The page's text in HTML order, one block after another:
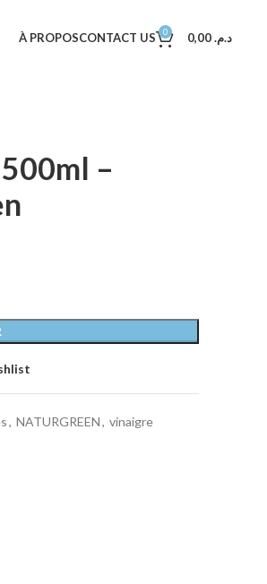
À PROPOSCONTACT US 0 د.م.0,00
–
, NATURGREEN, vinaigre